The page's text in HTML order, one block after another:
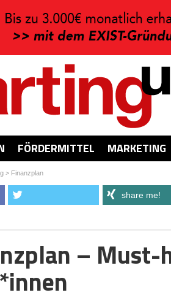
FÖRDERMITTEL MARKETING
> Finanzplan
share me!
– Must-